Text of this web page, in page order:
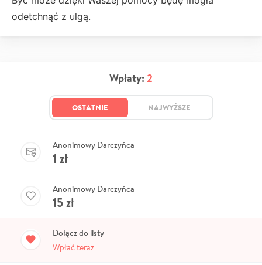
odetchnąć z ulgą.
Wpłaty: 2
OSTATNIE NAJWYŻSZE
Anonimowy Darczyńca
1 zł
Anonimowy Darczyńca
15zł
Dołącz do listy
Wpłać teraz